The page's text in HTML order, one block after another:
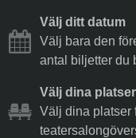
Välj ditt datum
Välj bara den
antal biljetter du
Välj dina platser
Välj dina platser